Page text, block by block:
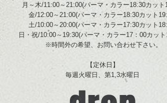
月～木/11:00～21:00(パーマ・カラー18:30カット
金/12:00～21:00(パーマ・カラー18:30カット
土/10:00～20:00(パーマ・カラー17:30カット
日・祝/10:00～19:30(パーマ・カラー17：00カッ
※時間外の希望、お問い合わせ下さい。
【定休日】
毎週火曜日、第1,3水曜日